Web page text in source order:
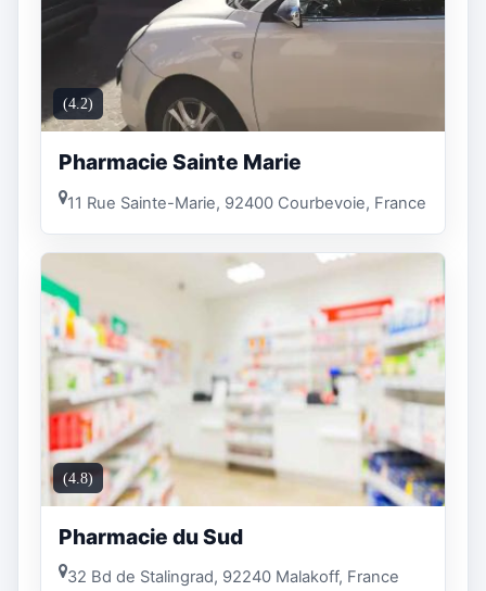
(4.2)
Pharmacie Sainte Marie
11 Rue Sainte-Marie, 92400 Courbevoie, France
(4.8)
Pharmacie du Sud
32 Bd de Stalingrad, 92240 Malakoff, France